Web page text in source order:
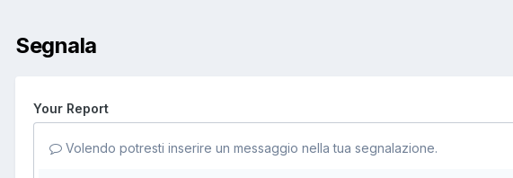
Segnala
Your Report
Volendo potresti inserire un messaggio nella tua segnalazione.